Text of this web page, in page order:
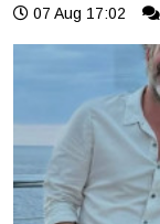
07 Aug 17:02